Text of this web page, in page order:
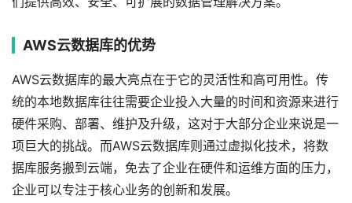
AWS云数据库的优势
AWS云数据库的最大亮点在于它的灵活性和高可用性。传
统的本地数据库往往需要企业投入大量的时间和资源来进行
硬件采购、部署、维护及升级，这对于大部分企业来说是一
项巨大的挑战。而AWS云数据库则通过虚拟化技术，将数
据库服务搬到云端，免去了企业在硬件和运维方面的压力，
企业可以专注于核心业务的创新和发展。